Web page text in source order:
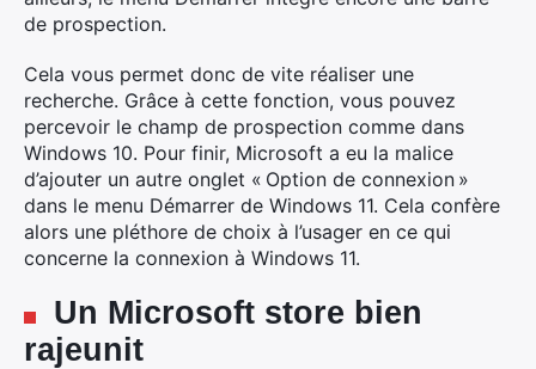
de prospection.
Cela vous permet donc de vite réaliser une
recherche. Grâce à cette fonction, vous pouvez
percevoir le champ de prospection comme dans
Windows 10. Pour finir, Microsoft a eu la malice
d’ajouter un autre onglet « Option de connexion »
dans le menu Démarrer de Windows 11. Cela confère
alors une pléthore de choix à l’usager en ce qui
concerne la connexion à Windows 11.
Un Microsoft store bien
rajeunit